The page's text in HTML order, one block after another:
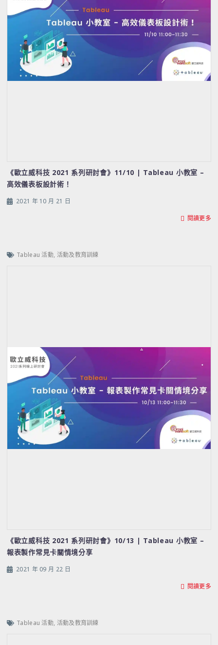
《歐立威科技 2021 系列研討會》11/10 | Tableau 小教室 –
高效儀表板設計術！
2021 年 10 月 21 日
閱讀更多
Tableau 活動, 活動及教育訓練
《歐立威科技 2021 系列研討會》10/13 | Tableau 小教室 –
報表製作常見卡關情境分享
2021 年 09 月 22 日
閱讀更多
Tableau 活動, 活動及教育訓練